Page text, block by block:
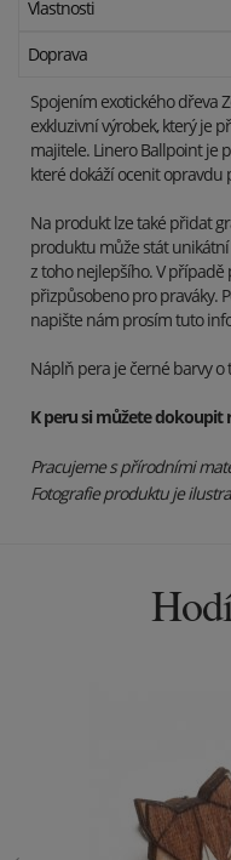
Vlastnosti
Doprava
Spojením exotického dřeva
exkluzivní výrobek, který je
majitele. Linero Ballpoint je
které dokáží ocenit opravdu
Na produkt lze také přidat
produktu může stát
z toho nejlepšího.V případě
přizpůsobeno pro praváky.
napište nám prosím tuto
Náplň pera je černé barvy
K peru si můžete dokoupit
Pracujeme s přírodními
Fotografie produktu je